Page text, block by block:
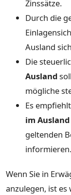
Zinssätze.
Durch die
Ausland
Die
Ausland
mögliche
Es
im Ausland
geltenden
informieren.
Wenn Sie in
anzulegen, ist